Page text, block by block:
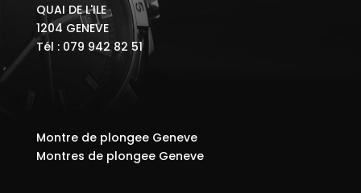
QUAI DE L'ILE
1204 GENEVE
Tél : 079 942 82 51
Montre de plongee Geneve
Montres de plongee Geneve